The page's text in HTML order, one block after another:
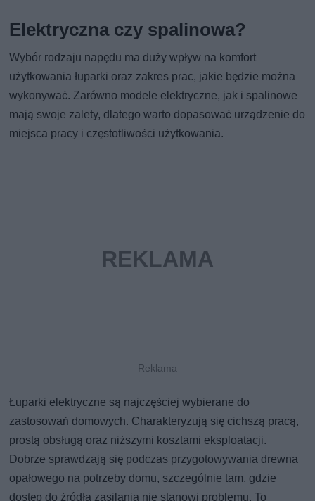
Elektryczna czy spalinowa?
Wybór rodzaju napędu ma duży wpływ na komfort
użytkowania łuparki oraz zakres prac, jakie będzie można
wykonywać. Zarówno modele elektryczne, jak i spalinowe
mają swoje zalety, dlatego warto dopasować urządzenie do
miejsca pracy i częstotliwości użytkowania.
Łuparki elektryczne są najczęściej wybierane do
zastosowań domowych. Charakteryzują się cichszą pracą,
prostą obsługą oraz niższymi kosztami eksploatacji.
Dobrze sprawdzają się podczas przygotowywania drewna
opałowego na potrzeby domu, szczególnie tam, gdzie
dostęp do źródła zasilania nie stanowi problemu. To